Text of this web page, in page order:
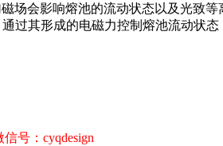
会影响熔池的流动状态以及光致
过其形成的电磁力控制熔池流动状
号：cyqdesign